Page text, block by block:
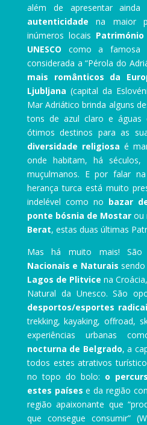
além de apresentar ainda
autenticidade na maior
inúmeros locais
UNESCO como a famosa
considerada a “Pérola do
mais românticos da
Ljubljana (capital da
Mar Adriático brinda alguns
tons de azul claro e águas
ótimos destinos para as
diversidade religiosa é
onde habitam, há
muçulmanos. E por falar
herança turca está muito
indelével como no bazar
ponte bósnia de Mostar ou
Berat, estas duas últimas
Mas há muito mais! São
Nacionais e Naturais
Lagos de Plitvice na
Natural da Unesco. São
desportos/esportes
trekking, kayaking, offroad,
experiências urbanas
nocturna de Belgrado, a
todos estes atrativos
no topo do bolo: o
estes países e da região
região apaixonante que
que consegue consumir”